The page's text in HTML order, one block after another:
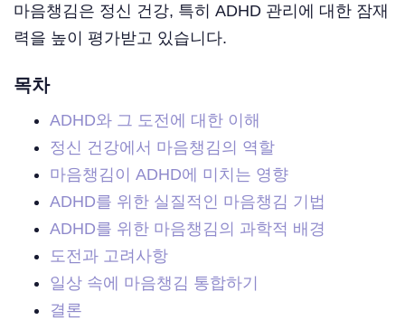
마음챙김은 정신 건강, 특히 ADHD 관리에 대한 잠재
력을 높이 평가받고 있습니다.
목차
ADHD와 그 도전에 대한 이해
정신 건강에서 마음챙김의 역할
마음챙김이 ADHD에 미치는 영향
ADHD를 위한 실질적인 마음챙김 기법
ADHD를 위한 마음챙김의 과학적 배경
도전과 고려사항
일상 속에 마음챙김 통합하기
결론